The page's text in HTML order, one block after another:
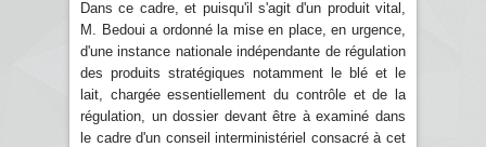
Dans ce cadre, et puisqu'il s'agit d'un produit vital,
M. Bedoui a ordonné la mise en place, en urgence,
d'une instance nationale indépendante de régulation
des produits stratégiques notamment le blé et le
lait, chargée essentiellement du contrôle et de la
régulation, un dossier devant être à examiné dans
le cadre d'un conseil interministériel consacré à cet